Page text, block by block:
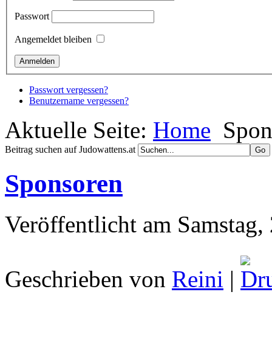
Passwort
Angemeldet bleiben
Passwort vergessen?
Benutzername vergessen?
Aktuelle Seite: Home
Beitrag suchen auf Judowattens.at
Sponsoren
Veröffentlicht am
Geschrieben von Reini |